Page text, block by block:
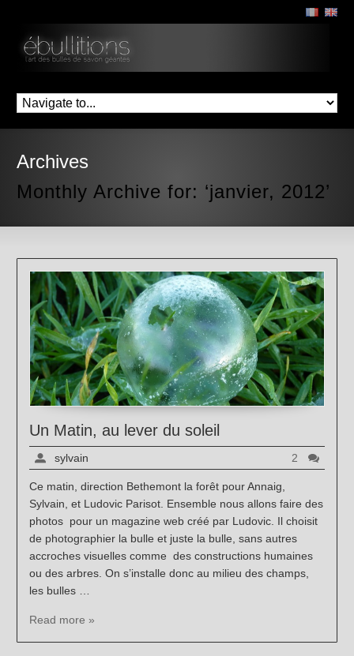
Archives
Monthly Archive for: ‘janvier, 2012’
Un Matin, au lever du soleil
sylvain 2
Ce matin, direction Bethemont la forêt pour Annaig,
Sylvain, et Ludovic Parisot. Ensemble nous allons faire des
photos pour un magazine web créé par Ludovic. Il choisit
de photographier la bulle et juste la bulle, sans autres
accroches visuelles comme des constructions humaines
ou des arbres. On s’installe donc au milieu des champs,
les bulles …
Read more »